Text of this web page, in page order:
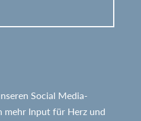
Social Media-
mehr Input für Herz und